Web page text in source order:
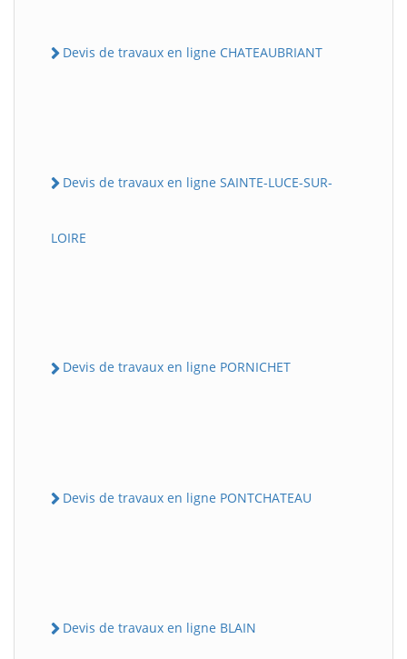
Devis de travaux en ligne CHATEAUBRIANT
Devis de travaux en ligne SAINTE-LUCE-SUR-
LOIRE
Devis de travaux en ligne PORNICHET
Devis de travaux en ligne PONTCHATEAU
Devis de travaux en ligne BLAIN